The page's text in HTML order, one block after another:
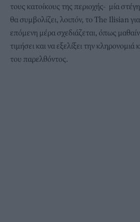
τους κατοίκους της περιοχής- μία
θα συμβολίζει, λοιπόν, το The Ilisian
επόμενη μέρα σχεδιάζεται, όπως
τιμήσει και να εξελίξει την
του παρελθόντος.